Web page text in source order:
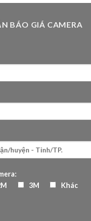
BÁO GIÁ CAMERA
3M Khác